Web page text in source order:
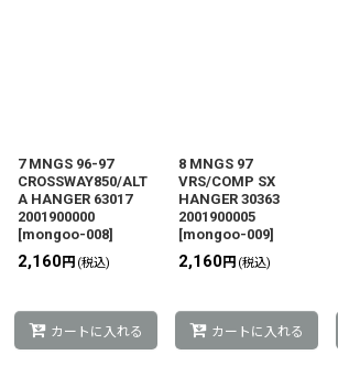
並び順:
絞り込む
7 MNGS 96-97
CROSSWAY850/ALT
A HANGER 63017
2001900000
[mongoo-008]
2,160円 (税込)
カートに入れる
8 MNGS 97
VRS/COMP SX
HANGER 30363
2001900005
[mongoo-009]
2,160円 (税込)
カートに入れる